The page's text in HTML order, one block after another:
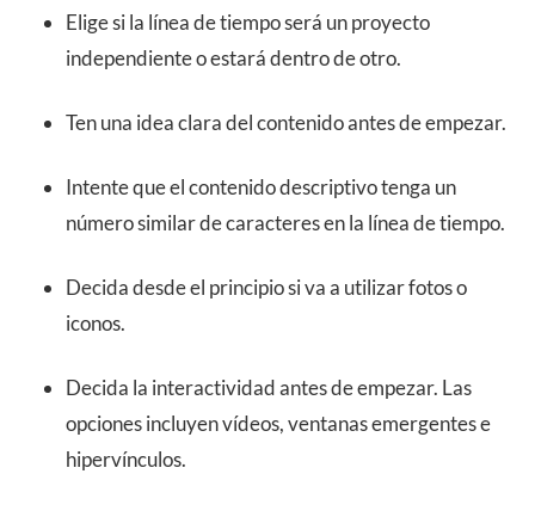
Elige si la línea de tiempo será un proyecto
independiente o estará dentro de otro.
Ten una idea clara del contenido antes de empezar.
Intente que el contenido descriptivo tenga un
número similar de caracteres en la línea de tiempo.
Decida desde el principio si va a utilizar fotos o
iconos.
Decida la interactividad antes de empezar. Las
opciones incluyen vídeos, ventanas emergentes e
hipervínculos.